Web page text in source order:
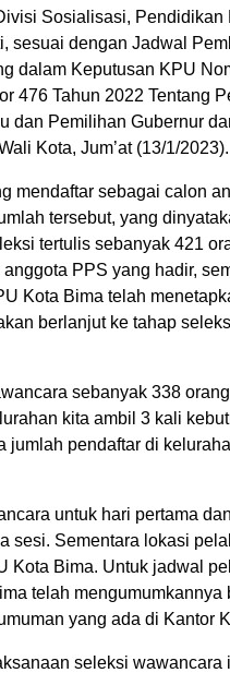
Sosialisasi,
sesuai dengan Jadwal
dalam Keputusan KPU
476 Tahun 2022 Tentang
dan Pemilihan Gubernur
Kota, Jum’at (13/1/2023).
mendaftar sebagai calon
tersebut, yang
tertulis sebanyak 421
PPS yang hadir,
Kota Bima telah
berlanjut ke tahap
sebanyak 338
kita ambil 3 kali
jumlah pendaftar di
untuk hari pertama
sesi. Sementara lokasi
Kota Bima. Untuk jadwal
telah
yang ada di Kantor
seleksi